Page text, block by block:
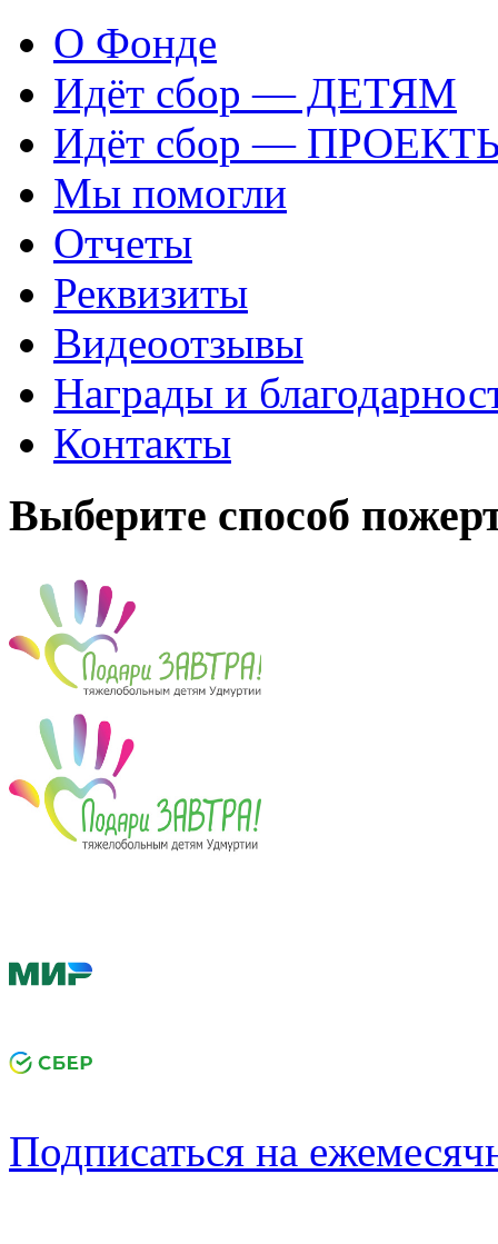
О Фонде
Идёт сбор — ДЕТЯМ
Идёт сбор —
Мы помогли
Отчеты
Реквизиты
Видеоотзывы
Награды и
Контакты
Выберите способ
Подписаться на